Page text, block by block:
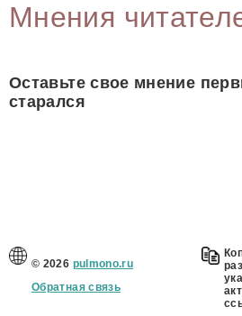
Мнения
Оставьте свое мнение
старался
© 2026 pulmono.ru
Обратная связь